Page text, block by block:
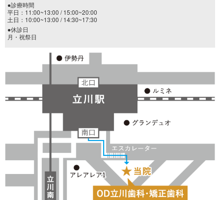
●診療時間
平日：11:00~13:00 / 15:00~20:00
土日：10:00~13:00 / 14:30~17:30
●休診日
月・祝祭日